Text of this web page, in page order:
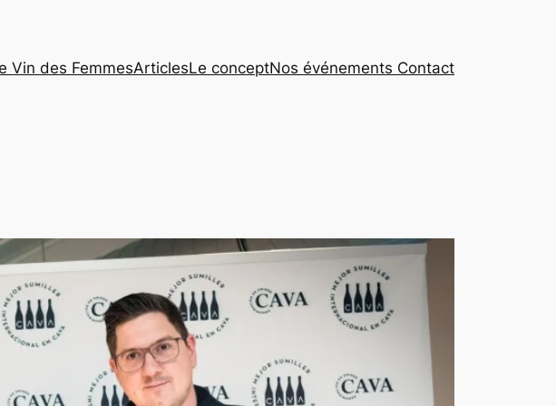
Vin des FemmesArticlesLe conceptNos événements Contact